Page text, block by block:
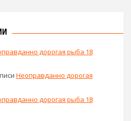
дорогая рыба 18
Неоправданно дорогая
дорогая рыба 18